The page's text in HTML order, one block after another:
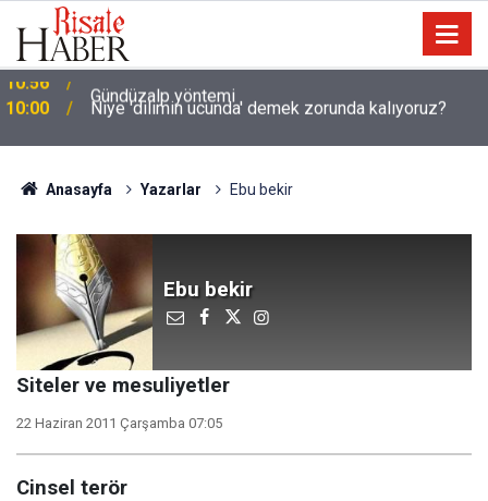
10:00 Niye 'dilimin ucunda' demek zorunda kalıyoruz?
Anasayfa Yazarlar Ebu bekir
Ebu bekir
Siteler ve mesuliyetler
22 Haziran 2011 Çarşamba 07:05
Cinsel terör